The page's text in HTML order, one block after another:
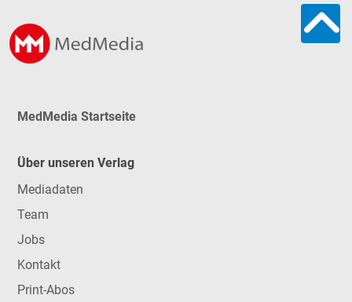
MedMedia Startseite
Über unseren Verlag
Mediadaten
Team
Jobs
Kontakt
Print-Abos